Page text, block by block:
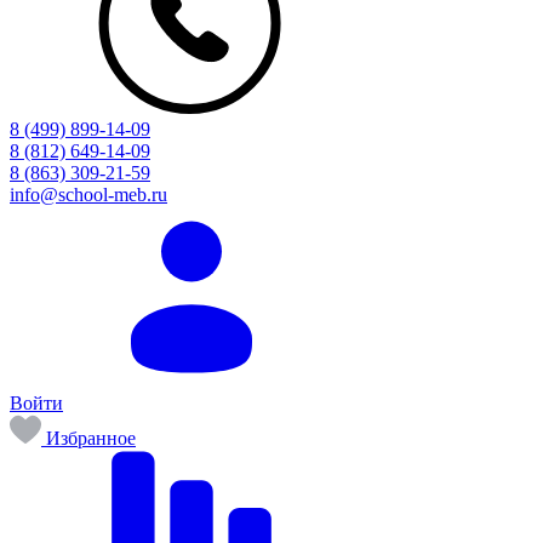
8 (499) 899-14-09
8 (812) 649-14-09
8 (863) 309-21-59
info@school-meb.ru
Войти
Избранное